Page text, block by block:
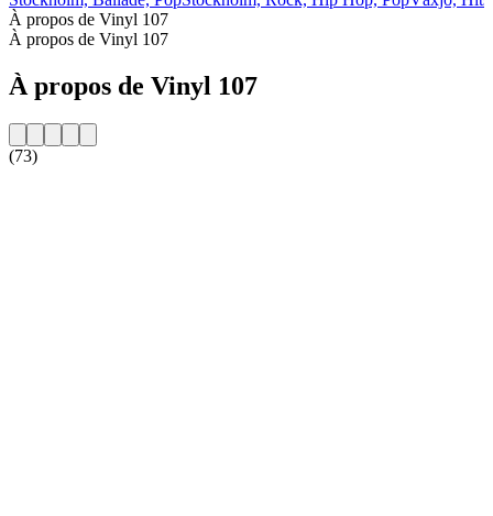
À propos de Vinyl 107
À propos de Vinyl 107
À propos de Vinyl 107
(73)